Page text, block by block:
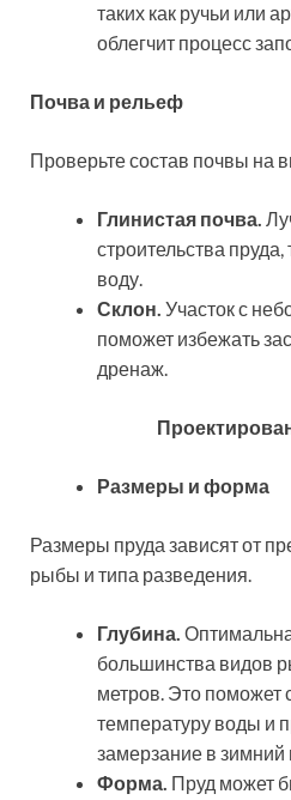
таких как ручьи или
облегчит процесс
Почва и рельеф
Проверьте состав почвы на
Глинистая почва.
строительства
воду.
Склон. Участок с
поможет избежать
дренаж.
Размеры и форма
Размеры пруда зависят от
рыбы и типа разведения.
Глубина.
большинства видов
метров. Это поможет
температуру воды и
замерзание в зимний
Форма. Пруд может